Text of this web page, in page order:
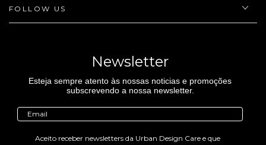
FOLLOW US
Newsletter
Esteja sempre atento às nossas noticias e promoções
subscrevendo a nossa newsletter.
Aceito receber newsletters da Urban Design Care e que